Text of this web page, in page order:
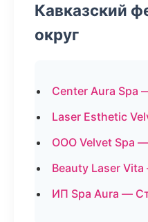
Кавказский
округ
Center Aura Spa
Laser Esthetic
ООО Velvet Spa
Beauty Laser
ИП Spa Aura —